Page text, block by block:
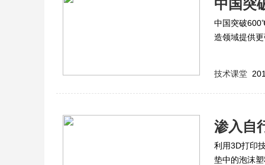
中国突
中国突破
造领域提供
技术课堂
渗入自
利用3D打印
垫中的泡沫